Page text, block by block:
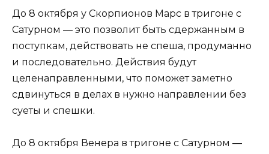
До 8 октября у Скорпионов Марс в тригоне с
Сатурном — это позволит быть сдержанным в
поступкам, действовать не спеша, продуманно
и последовательно. Действия будут
целенаправленными, что поможет заметно
сдвинуться в делах в нужно направлении без
суеты и спешки.
До 8 октября Венера в тригоне с Сатурном —